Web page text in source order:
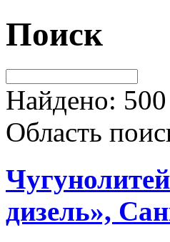
Поиск
Найдено: 500
Область
дизель»,